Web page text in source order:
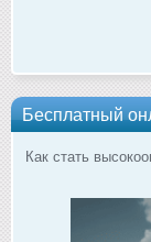
Бесплатный
Как стать